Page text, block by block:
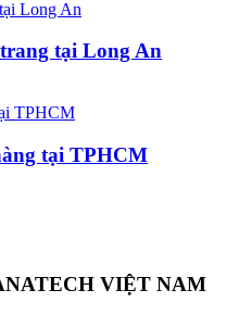
tại Long An
tại TPHCM
VIỆT NAM